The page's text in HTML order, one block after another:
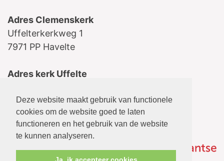
Deze website maakt gebruik van functionele
cookies om de website goed te laten
functioneren en het gebruik van de website
te kunnen analyseren.
Adres Clemenskerk
Uffelterkerkweg 1
7971 PP Havelte
Adres kerk Uffelte
7975 AB Uffelte